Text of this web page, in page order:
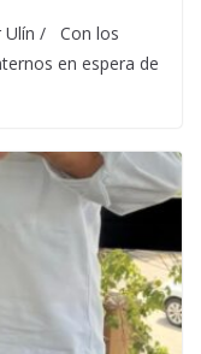
Ulín / Con los
en espera de